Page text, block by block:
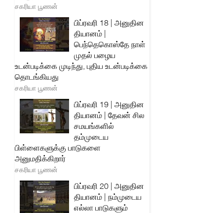
சகரியா பூணன்
பிப்ரவரி 18 | அனுதின
தியானம் |
பெந்தெகொஸ்தே நாள்
முதல் பழைய
உடன்படிக்கை முடிந்து, புதிய உடன்படிக்கை
தொடங்கியது
சகரியா பூணன்
பிப்ரவரி 19 | அனுதின
தியானம் | தேவன் சில
சமயங்களில்
தம்முடைய
பிள்ளைகளுக்கு பாடுகளை
அனுமதிக்கிறார்
சகரியா பூணன்
பிப்ரவரி 20 | அனுதின
தியானம் | நம்முடைய
எல்லா பாடுகளும்